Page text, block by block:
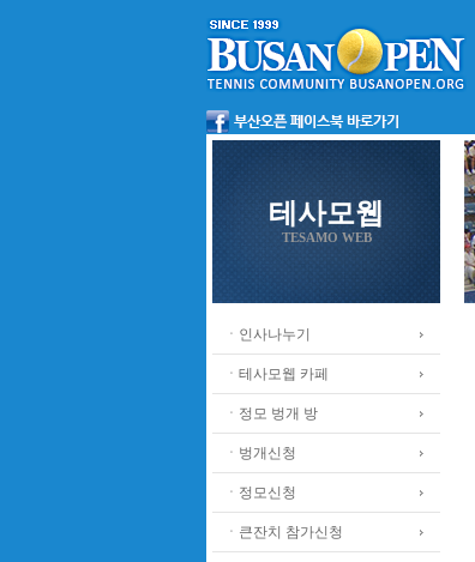
테사모웹
TESAMO WEB
ㆍ인사나누기
ㆍ테사모웹 카페
ㆍ정모 벙개 방
ㆍ벙개신청
ㆍ정모신청
ㆍ큰잔치 참가신청